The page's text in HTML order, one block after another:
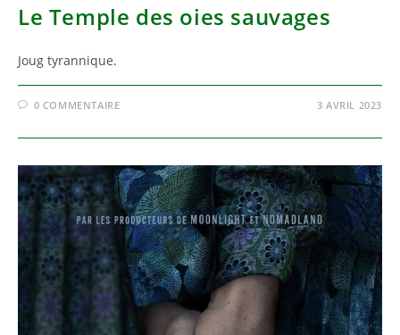
Le Temple des oies sauvages
Joug tyrannique.
0 COMMENTAIRE 3 AVRIL 2023